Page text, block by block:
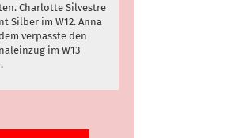
Charlotte Silvestre
Silber im W12. Anna
verpasste den
im W13